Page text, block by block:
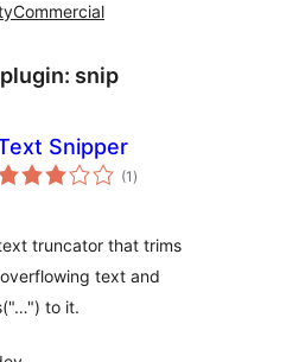
Commercial
snip
Snipper
(1 valoracións
totais
)
truncator that trims
text and
to it.